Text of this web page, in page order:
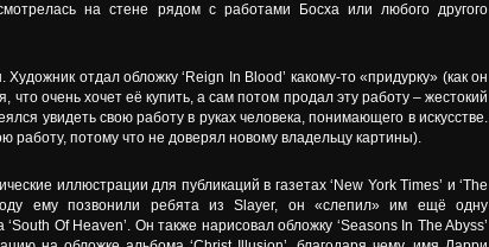
на стене рядом с работами Босха или любого другого
отдал обложку ‘Reign In Blood’ какому-то «придурку» (как он
что очень хочет её купить, а сам потом продал эту работу – жестокий
увидеть свою работу в руках человека, понимающего в искусстве.
работу, потому что не доверял новому владельцу картины).
иллюстрации для публикаций в газетах ‘New York Times’ и ‘The
ему позвонили ребята из Slayer, он «слепил» им ещё одну
Of Heaven’. Он также нарисовал обложку ‘Seasons In The Abyss’